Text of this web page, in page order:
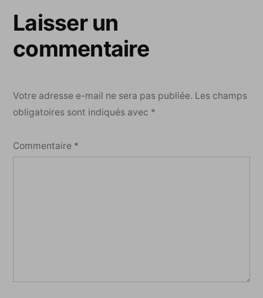
Laisser un
commentaire
Votre adresse e-mail ne sera pas publiée. Les champs
obligatoires sont indiqués avec *
Commentaire *